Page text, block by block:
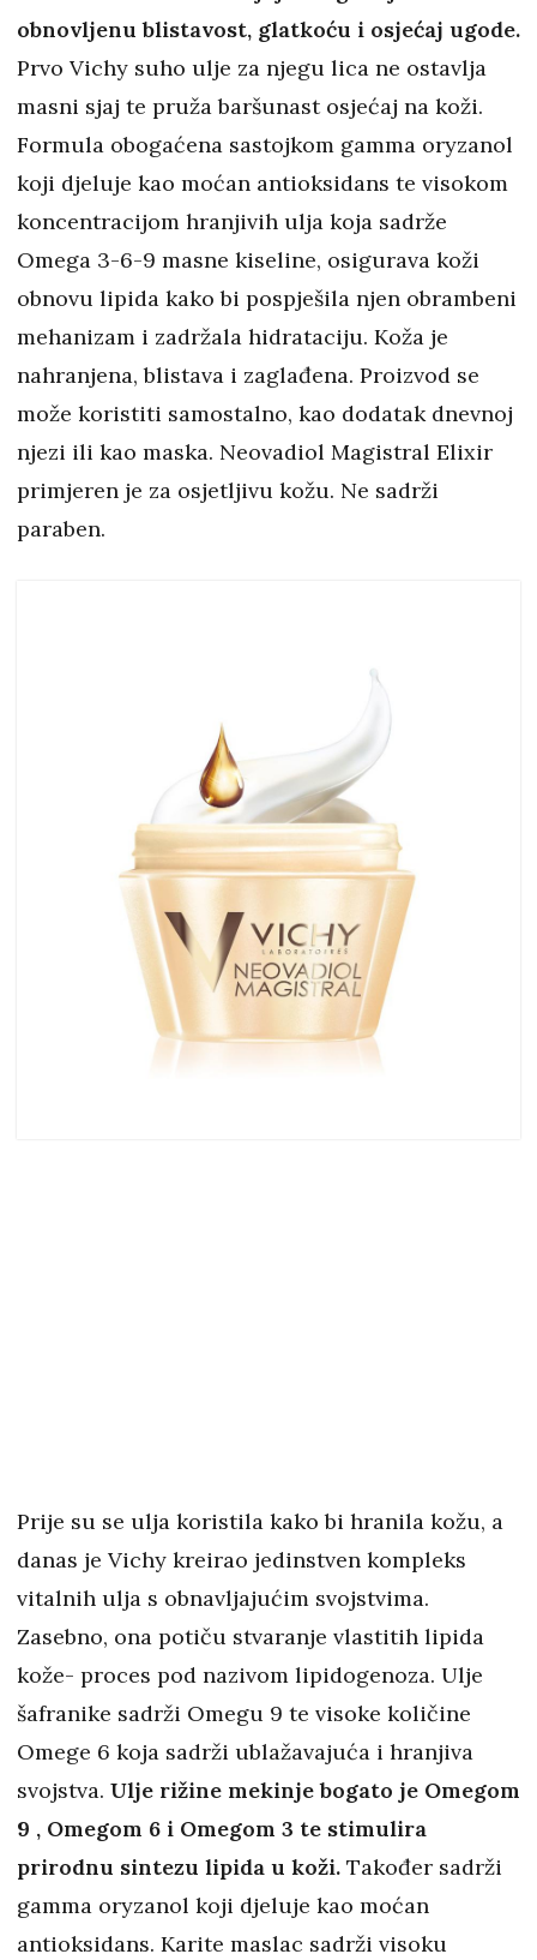
obnovljenu blistavost, glatkoću i osjećaj ugode.
Prvo Vichy suho ulje za njegu lica ne ostavlja
masni sjaj te pruža baršunast osjećaj na koži.
Formula obogaćena sastojkom gamma oryzanol
koji djeluje kao moćan antioksidans te visokom
koncentracijom hranjivih ulja koja sadrže
Omega 3-6-9 masne kiseline, osigurava koži
obnovu lipida kako bi pospješila njen obrambeni
mehanizam i zadržala hidrataciju. Koža je
nahranjena, blistava i zaglađena. Proizvod se
može koristiti samostalno, kao dodatak dnevnoj
njezi ili kao maska. Neovadiol Magistral Elixir
primjeren je za osjetljivu kožu. Ne sadrži
paraben.
Prije su se ulja koristila kako bi hranila kožu, a
danas je Vichy kreirao jedinstven kompleks
vitalnih ulja s obnavljajućim svojstvima.
Zasebno, ona potiču stvaranje vlastitih lipida
kože- proces pod nazivom lipidogenoza. Ulje
šafranike sadrži Omegu 9 te visoke količine
Omege 6 koja sadrži ublažavajuća i hranjiva
svojstva. Ulje rižine mekinje bogato je Omegom
9 , Omegom 6 i Omegom 3 te stimulira
prirodnu sintezu lipida u koži. Također sadrži
gamma oryzanol koji djeluje kao moćan
antioksidans. Karite maslac sadrži visoku